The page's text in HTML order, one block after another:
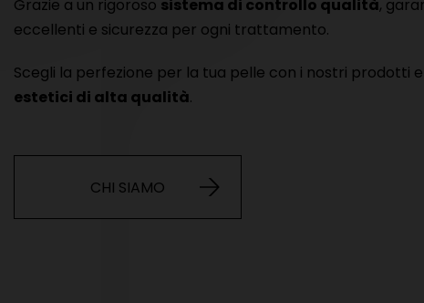
Grazie a un rigoroso sistema di controllo qualità,
eccellenti e sicurezza per ogni trattamento.
Scegli la perfezione per la tua pelle con i nostri prodotti e
estetici di alta qualità.
CHI SIAMO